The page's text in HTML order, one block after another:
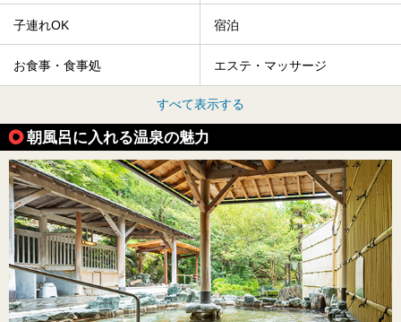
子連れOK 宿泊
お食事・食事処 エステ・マッサージ
すべて表示する
朝風呂に入れる温泉の魅力